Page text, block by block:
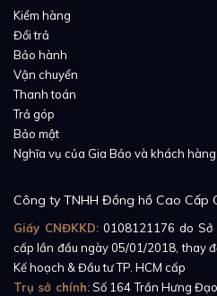
Không chỉ ấn tượng với
Kiểm hàng
Đổi trả
Bảo hành
Vận chuyển
Thanh toán
Trả góp
Bảo mật
Nghĩa vụ của Gia Bảo và khách hàng
Công ty TNHH Đồng hồ Cao Cấp
Giấy CNĐKKD: 0108121176 do Sở
cấp lần đầu ngày 05/01/2018, thay
Kế hoạch & Đầu tư TP. HCM cấp
Trụ sở chính:Số 164 Trần Hưng